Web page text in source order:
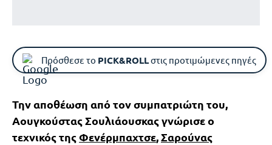
Πρόσθεσε το PICK&ROLLστις προτιμώμενες πηγές
Την αποθέωση από τον συμπατριώτη του,
Αουγκούστας Σουλιάουσκας γνώρισε ο
τεχνικός τηςΦενέρμπαχτσε,Σαρούνας